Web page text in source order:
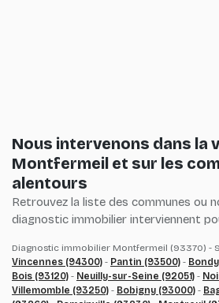
Nous intervenons dans la
Montfermeil et sur les
alentours
Retrouvez la liste des communes ou
diagnostic immobilier interviennent
Diagnostic immobilier Montfermeil (93370) -
Vincennes (94300) - Pantin (93500) -
Bois (93120) - Neuilly-sur-Seine (92051) -
Villemomble (93250) - Bobigny (93000) -